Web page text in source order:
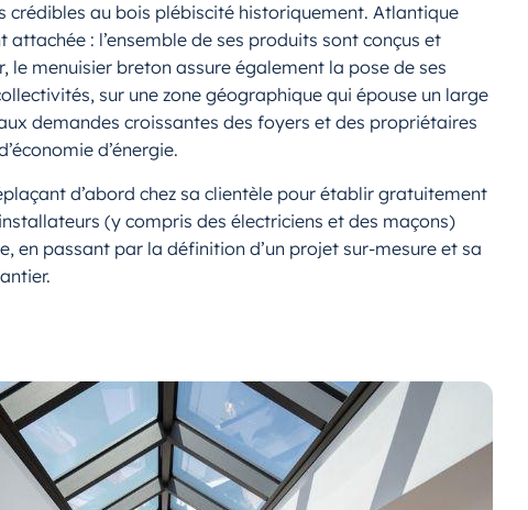
crédibles au bois plébiscité historiquement. Atlantique
: l’ensemble de ses produits sont conçus et
menuisier breton assure également la pose de ses
sur une zone géographique qui épouse un large
demandes croissantes des foyers et des propriétaires
d’énergie.
d’abord chez sa clientèle pour établir gratuitement
(y compris des électriciens et des maçons)
en passant par la définition d’un projet sur-mesure et sa